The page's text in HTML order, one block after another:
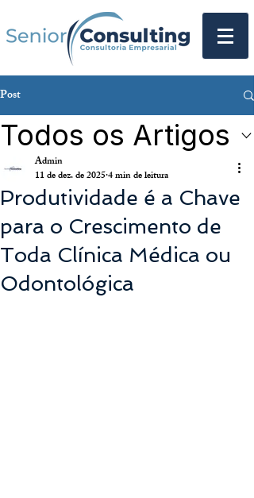
Post
Todos os Artigos
Produtividade é a Chave
para o Crescimento de
Toda Clínica Médica ou
Odontológica
Admin
11 de dez. de 20254 min de leitura